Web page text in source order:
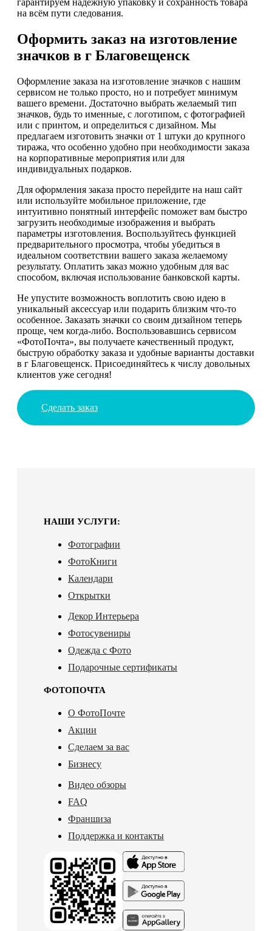
гарантируем надёжную упаковку и сохранность товара
на всём пути следования.
Оформить заказ на изготовление
значков в г Благовещенск
Оформление заказа на изготовление значков с нашим
сервисом не только просто, но и потребует минимум
вашего времени. Достаточно выбрать желаемый тип
значков, будь то именные, с логотипом, с фотографией
или с принтом, и определиться с дизайном. Мы
предлагаем изготовить значки от 1 штуки до крупного
тиража, что особенно удобно при необходимости заказа
на корпоративные мероприятия или для
индивидуальных подарков.
Для оформления заказа просто перейдите на наш сайт
или используйте мобильное приложение, где
интуитивно понятный интерфейс поможет вам быстро
загрузить необходимые изображения и выбрать
параметры изготовления. Воспользуйтесь функцией
предварительного просмотра, чтобы убедиться в
идеальном соответствии вашего заказа желаемому
результату. Оплатить заказ можно удобным для вас
способом, включая использование банковской карты.
Не упустите возможность воплотить свою идею в
уникальный аксессуар или подарить близким что-то
особенное. Заказать значки со своим дизайном теперь
проще, чем когда-либо. Воспользовавшись сервисом
«ФотоПочта», вы получаете качественный продукт,
быструю обработку заказа и удобные варианты доставки
в г Благовещенск. Присоединяйтесь к числу довольных
клиентов уже сегодня!
Сделать заказ
НАШИ УСЛУГИ:
Фотографии
ФотоКниги
Календари
Открытки
Декор Интерьера
Фотосувениры
Одежда с Фото
Подарочные сертификаты
ФОТОПОЧТА
О ФотоПочте
Акции
Сделаем за вас
Бизнесу
Видео обзоры
FAQ
Франшиза
Поддержка и контакты